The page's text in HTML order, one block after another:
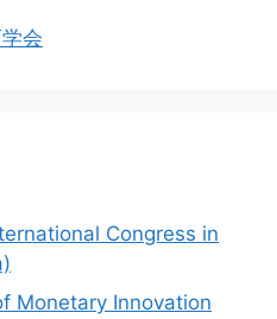
会
Congress in
Monetary Innovation